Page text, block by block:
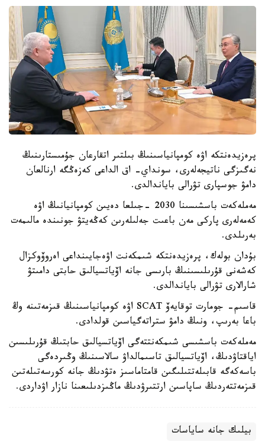
پرەزيدەنتكە اۋە كومپانياسىنىڭ بىلتىر اتقارعان جۇمىستارىنىڭ
نەگىزگى ناتيجەلەرى، سونداي- اق الداعى كەزەڭگە ارنالعان
دامۋ جوسپارى تۋرالى باياندالدى.
مەملەكەت باسشىسىنا 2030 -جىلعا دەيىن كومپانيانىڭ اۋە
كەمەلەرى پاركى مەن باعىت جەلىلەرىن كەڭەيتۋ جونىندە مالىمەت
بەرىلدى.
بۇدان بولەك، پرەزيدەنتكە شىمكەنت اۋەجايىنداعى اەروۆوكزال
كەشەنى قۇرىلىسىنىڭ بارىسى جانە اۆياتسيالىق حابتى دامىتۋ
شارالارى تۋرالى باياندالدى.
قاسىم- جومارت توقايەۆ SCAT اۋە كومپانياسىنىڭ قىزمەتىنە وڭ
باعا بەرىپ، ونىڭ دامۋ ستراتەگياسىن قولدادى.
مەملەكەت باسشىسى شىمكەنتتەگى اۆياتسيالىق حابتىڭ قۇرىلىسىن
اياقتاۋدىڭ، اۆياتسيالىق تاسىمالداۋ سالاسىنىڭ وڭىردەگى
باسەكەگە قابىلەتتىلىگىن قامتاماسىز ەتۋدىڭ جانە كورسەتىلەتىن
قىزمەتتەردىڭ ساپاسىن ارتتىرۋدىڭ ماڭىزدىلىعىنا نازار اۋداردى.
بيلىك جانە ساياسات